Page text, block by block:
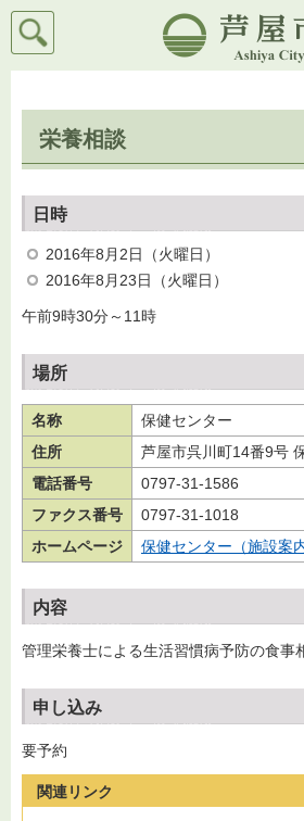
芦屋市
検索
栄養相談
日時
2016年8月2日（火曜日）
2016年8月23日（火曜日）
午前9時30分～11時
場所
名称
保健センター
住所
芦屋市呉川町14番9号
電話番号
0797-31-1586
ファクス番号
0797-31-1018
ホームページ
保健センター（施設案内
内容
管理栄養士による生活習慣病予防の食事
申し込み
要予約
関連リンク